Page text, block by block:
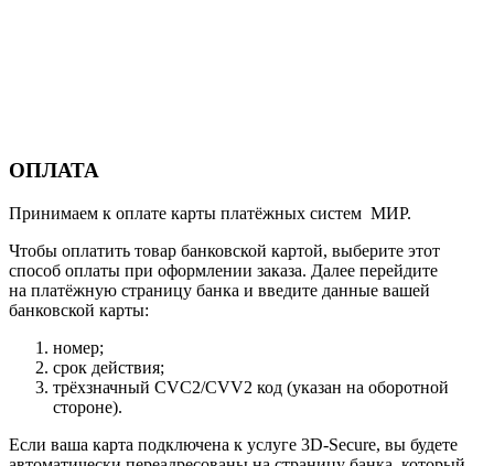
ОПЛАТА
Принимаем к оплате карты платёжных систем МИР.
Чтобы оплатить товар банковской картой, выберите этот
способ оплаты при оформлении заказа. Далее перейдите
на платёжную страницу банка и введите данные вашей
банковской карты:
номер;
срок действия;
трёхзначный CVC2/CVV2 код (указан на оборотной
стороне).
Если ваша карта подключена к услуге 3D-Secure, вы будете